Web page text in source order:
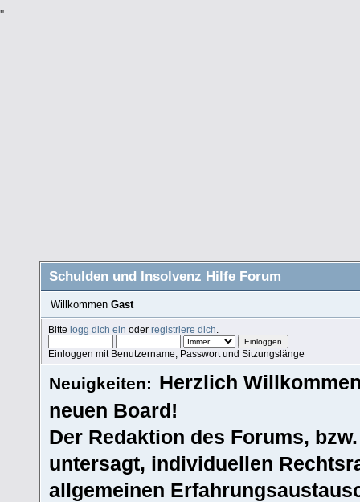
"
Schulden und Insolvenz Hilfe Forum
Willkommen Gast
Bittelogg dich ein oderregistriere dich
Einloggen mit Benutzername, Passwort und Sitzungslänge
Neuigkeiten: Herzlich
neuen Board!
Der Redaktion des Forums,
untersagt, individuellen
allgemeinen